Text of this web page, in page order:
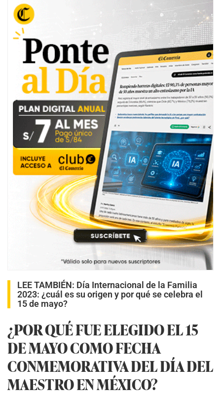
LEE TAMBIÉN: Día Internacional de la Familia
2023: ¿cuál es su origen y por qué se celebra el
15 de mayo?
¿POR QUÉ FUE ELEGIDO EL 15
DE MAYO COMO FECHA
CONMEMORATIVA DEL DÍA DEL
MAESTRO EN MÉXICO?